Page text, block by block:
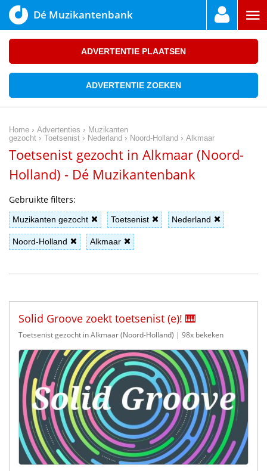
Dé Muzikantenbank
ADVERTENTIE PLAATSEN
ADVERTENTIE ZOEKEN
Home › Advertenties › Muzikanten
gezocht › Toetsenist › Nederland › Noord-Holland › Alkmaar
Toetsenist gezocht in Alkmaar (Noord-
Holland) - Dé Muzikantenbank
Gebruikte filters:
Muzikanten gezocht Toetsenist Nederland
Noord-Holland Alkmaar
Solid Groove zoekt toetsenist (e)! 🎹
Toetsenist gezocht in Alkmaar (Noord-Holland) | 98x bekeken